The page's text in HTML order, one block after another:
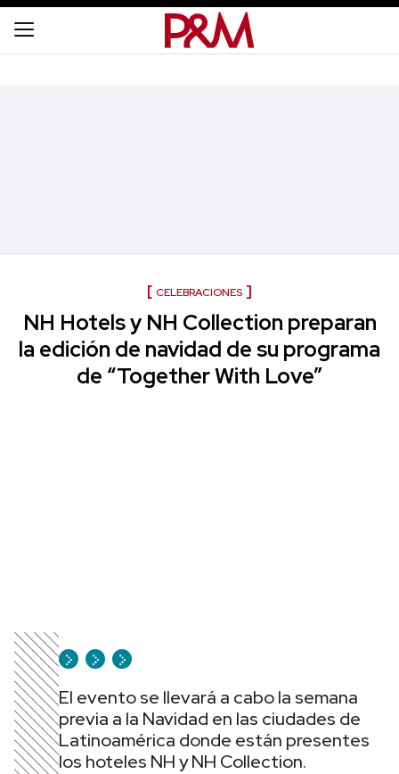
CELEBRACIONES
NH Hotels y NH Collection preparan
la edición de navidad de su programa
de “Together With Love”
El evento se llevará a cabo la semana
previa a la Navidad en las ciudades de
Latinoamérica donde están presentes
los hoteles NH y NH Collection.